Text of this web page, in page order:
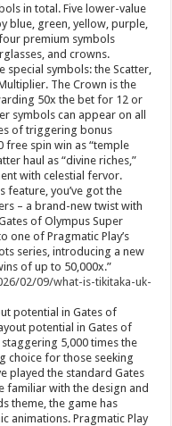
in total. Five lower-value
blue, green, yellow, purple,
premium symbols
and crowns.
symbols: the Scatter,
The Crown is the
50x the bet for 12 or
symbols can appear on all
of triggering bonus
free spin win as “temple
haul as “divine riches,”
with celestial fervor.
feature, you’ve got the
– a brand-new twist with
of Olympus Super
one of Pragmatic Play’s
series, introducing a new
of up to 50,000x.”
02/09/what-is-tikitaka-uk-
potential in Gates of
potential in Gates of
5,000 times the
choice for those seeking
played the standard Gates
familiar with the design and
theme, the game has
animations. Pragmatic Play